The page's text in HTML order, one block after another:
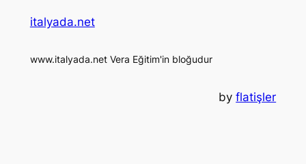
italyada.net
www.italyada.net Vera Eğitim'in bloğudur
byflatişler